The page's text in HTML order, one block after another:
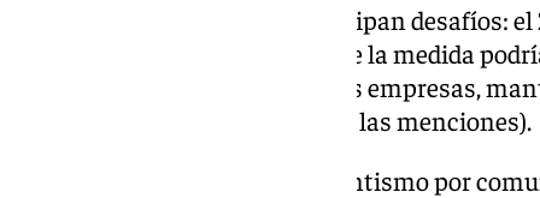
Los trabajadores también anticipan desafíos:
carga de tareas y el 20% cree que la medida
distribución del trabajo. Para las empresas,
principal preocupación (42% de las menciones).
El País Vasco lidera el absentismo por